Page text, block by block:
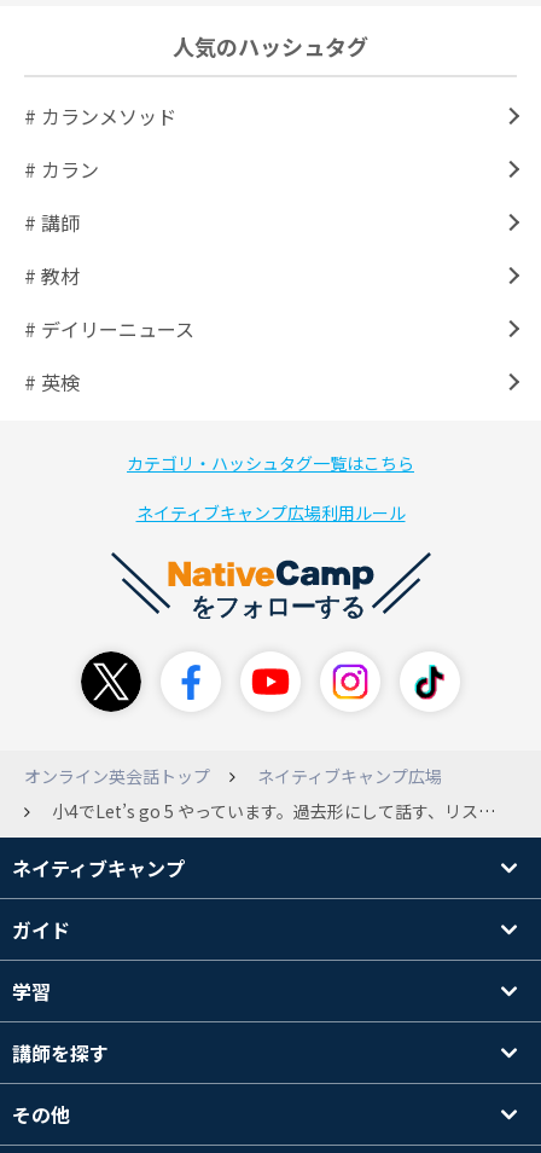
人気のハッシュタグ
# カランメソッド
# カラン
# 講師
# 教材
# デイリーニュース
# 英検
カテゴリ・ハッシュタグ一覧はこちら
ネイティブキャンプ広場利用ルール
オンライン英会話トップ
ネイティブキャンプ広場
小4でLet’s go 5 やっています。過去形にして話す、リスニングは得意です。 Let’s go 5 じゃない方がいいですか?皆さん、小学生の方は何をやってますか?これの他にリップルやってます 英語がみんなに抜かされそうで怖いのでよければ知っとくと得すること教えてください！母が’ Can u say one more time?’は聞き方良くないって言われたのですが…。あってるのでしょうか、教えてください！ まとめると ①Let’s go 5 でいいか。 ②知っとくと得すること。 ③Can u say one more time?であってるか。他にもあれば教えてくださいね♪よろしくです！ 文章変でごめんなさい！インター通ってるの…インターで日本語やるわけないし学校では日本語禁止… *小4というか今年から小5じゃんw
ネイティブキャンプ
ガイド
学習
講師を探す
その他